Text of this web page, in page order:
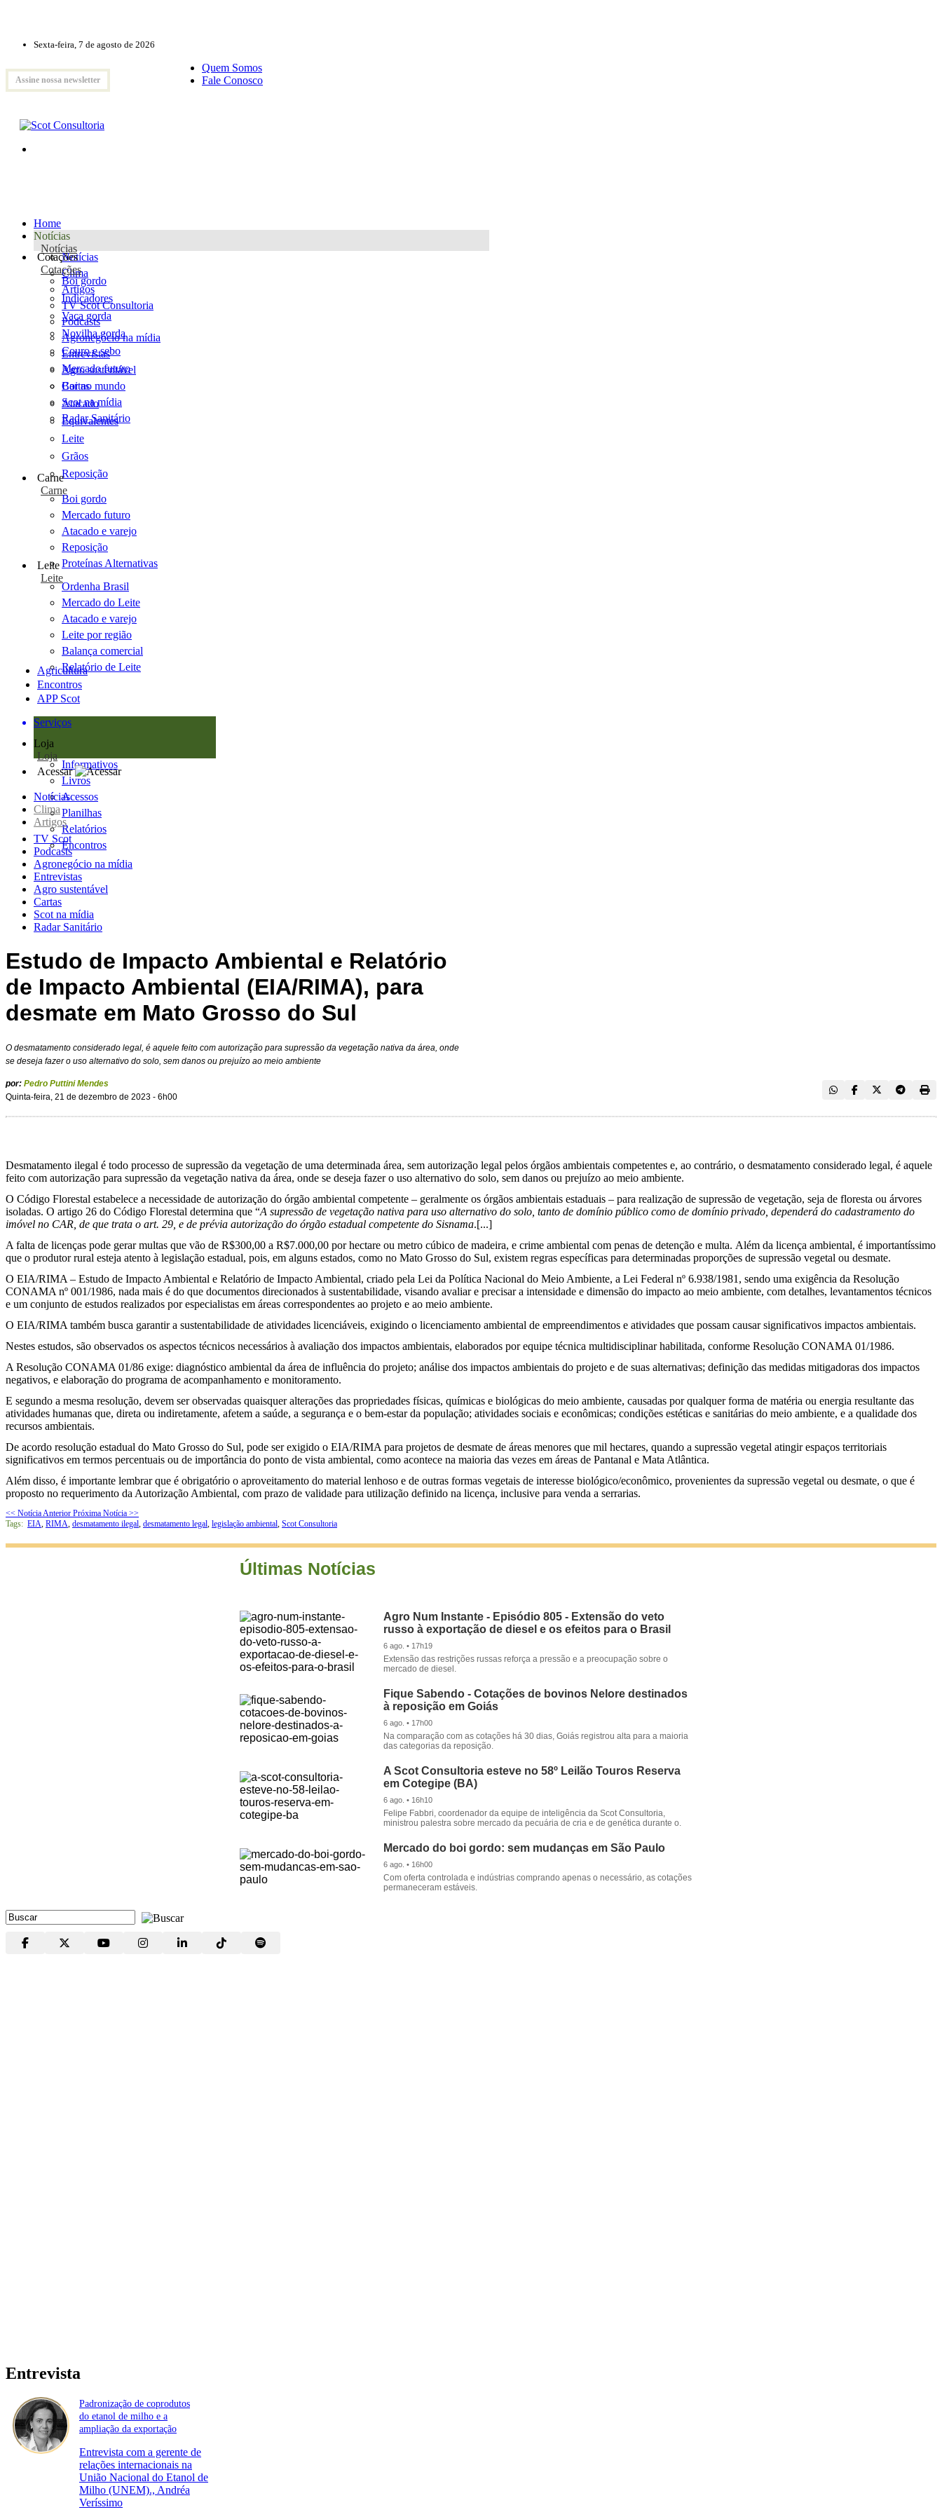
Sexta-feira, 7 de agosto de 2026
Assine nossa newsletter
Quem Somos
Fale Conosco
Home
Notícias
Notícias
Notícias
Clima
Artigos
TV Scot Consultoria
Podcasts
Agronegócio na mídia
Entrevistas
Agro sustentável
Cartas
Scot na mídia
Radar Sanitário
Cotações
Cotações
Boi gordo
Indicadores
Vaca gorda
Novilha gorda
Couro e sebo
Mercado futuro
Boi no mundo
Atacado
Equivalentes
Leite
Grãos
Reposição
Carne
Carne
Boi gordo
Mercado futuro
Atacado e varejo
Reposição
Proteínas Alternativas
Leite
Leite
Ordenha Brasil
Mercado do Leite
Atacado e varejo
Leite por região
Balança comercial
Relatório de Leite
Agricultura
Encontros
APP Scot
Serviços
Loja
Loja
Informativos
Livros
Acessos
Planilhas
Relatórios
Encontros
Acessar
Notícias
Clima
Artigos
TV Scot
Podcasts
Agronegócio na mídia
Entrevistas
Agro sustentável
Cartas
Scot na mídia
Radar Sanitário
Estudo de Impacto Ambiental e Relatório
de Impacto Ambiental (EIA/RIMA), para
desmate em Mato Grosso do Sul
O desmatamento considerado legal, é aquele feito com autorização para supressão da vegetação nativa da área, onde
se deseja fazer o uso alternativo do solo, sem danos ou prejuízo ao meio ambiente
por: Pedro Puttini Mendes
Quinta-feira, 21 de dezembro de 2023 - 6h00
Desmatamento ilegal é todo processo de supressão da vegetação de uma determinada área, sem autorização legal pelos órgãos ambientais competentes e, ao contrário, o desmatamento considerado legal, é aquele
feito com autorização para supressão da vegetação nativa da área, onde se deseja fazer o uso alternativo do solo, sem danos ou prejuízo ao meio ambiente.
O Código Florestal estabelece a necessidade de autorização do órgão ambiental competente – geralmente os órgãos ambientais estaduais – para realização de supressão de vegetação, seja de floresta ou árvores
isoladas. O artigo 26 do Código Florestal determina que “A supressão de vegetação nativa para uso alternativo do solo, tanto de domínio público como de domínio privado, dependerá do cadastramento do
imóvel no CAR, de que trata o art. 29, e de prévia autorização do órgão estadual competente do Sisnama.[...]
A falta de licenças pode gerar multas que vão de R$300,00 a R$7.000,00 por hectare ou metro cúbico de madeira, e crime ambiental com penas de detenção e multa. Além da licença ambiental, é importantíssimo
que o produtor rural esteja atento à legislação estadual, pois, em alguns estados, como no Mato Grosso do Sul, existem regras específicas para determinadas proporções de supressão vegetal ou desmate.
O EIA/RIMA – Estudo de Impacto Ambiental e Relatório de Impacto Ambiental, criado pela Lei da Política Nacional do Meio Ambiente, a Lei Federal nº 6.938/1981, sendo uma exigência da Resolução
CONAMA nº 001/1986, nada mais é do que documentos direcionados à sustentabilidade, visando avaliar e precisar a intensidade e dimensão do impacto ao meio ambiente, com detalhes, levantamentos técnicos
e um conjunto de estudos realizados por especialistas em áreas correspondentes ao projeto e ao meio ambiente.
O EIA/RIMA também busca garantir a sustentabilidade de atividades licenciáveis, exigindo o licenciamento ambiental de empreendimentos e atividades que possam causar significativos impactos ambientais.
Nestes estudos, são observados os aspectos técnicos necessários à avaliação dos impactos ambientais, elaborados por equipe técnica multidisciplinar habilitada, conforme Resolução CONAMA 01/1986.
A Resolução CONAMA 01/86 exige: diagnóstico ambiental da área de influência do projeto; análise dos impactos ambientais do projeto e de suas alternativas; definição das medidas mitigadoras dos impactos
negativos, e elaboração do programa de acompanhamento e monitoramento.
E segundo a mesma resolução, devem ser observadas quaisquer alterações das propriedades físicas, químicas e biológicas do meio ambiente, causadas por qualquer forma de matéria ou energia resultante das
atividades humanas que, direta ou indiretamente, afetem a saúde, a segurança e o bem-estar da população; atividades sociais e econômicas; condições estéticas e sanitárias do meio ambiente, e a qualidade dos
recursos ambientais.
De acordo resolução estadual do Mato Grosso do Sul, pode ser exigido o EIA/RIMA para projetos de desmate de áreas menores que mil hectares, quando a supressão vegetal atingir espaços territoriais
significativos em termos percentuais ou de importância do ponto de vista ambiental, como acontece na maioria das vezes em áreas de Pantanal e Mata Atlântica.
Além disso, é importante lembrar que é obrigatório o aproveitamento do material lenhoso e de outras formas vegetais de interesse biológico/econômico, provenientes da supressão vegetal ou desmate, o que é
proposto no requerimento da Autorização Ambiental, com prazo de validade para utilização definido na licença, inclusive para venda a serrarias.
<< Notícia Anterior Próxima Notícia >>
Tags: EIA, RIMA, desmatamento ilegal, desmatamento legal, legislação ambiental, Scot Consultoria
Últimas Notícias
Agro Num Instante - Episódio 805 - Extensão do veto
russo à exportação de diesel e os efeitos para o Brasil
6 ago. • 17h19
Extensão das restrições russas reforça a pressão e a preocupação sobre o
mercado de diesel.
Fique Sabendo - Cotações de bovinos Nelore destinados
à reposição em Goiás
6 ago. • 17h00
Na comparação com as cotações há 30 dias, Goiás registrou alta para a maioria
das categorias da reposição.
A Scot Consultoria esteve no 58º Leilão Touros Reserva
em Cotegipe (BA)
6 ago. • 16h10
Felipe Fabbri, coordenador da equipe de inteligência da Scot Consultoria,
ministrou palestra sobre mercado da pecuária de cria e de genética durante o.
Mercado do boi gordo: sem mudanças em São Paulo
6 ago. • 16h00
Com oferta controlada e indústrias comprando apenas o necessário, as cotações
permaneceram estáveis.
Entrevista
Padronização de coprodutos
do etanol de milho e a
ampliação da exportação
Entrevista com a gerente de
relações internacionais na
União Nacional do Etanol de
Milho (UNEM)., Andréa
Veríssimo